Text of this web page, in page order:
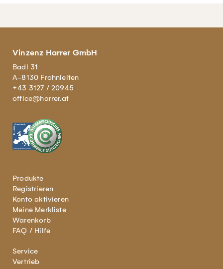
Vinzenz Harrer GmbH
Badl 31
A-8130 Frohnleiten
+43 3127 / 20945
office@harrer.at
Produkte
Registrieren
Konto aktivieren
Meine Merkliste
Warenkorb
FAQ / Hilfe
Service
Vertrieb